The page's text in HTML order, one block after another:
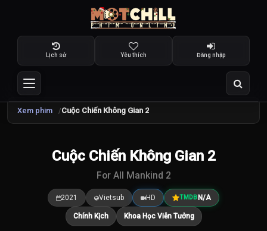
Lịch sử Yêu thích Đăng nhập
Xem phim Cuộc Chiến Không Gian 2
7.5/10
Cuộc Chiến Không Gian 2
For All Mankind 2
2021 Vietsub HD TMDB N/A
Chính Kịch Khoa Học Viễn Tưởng